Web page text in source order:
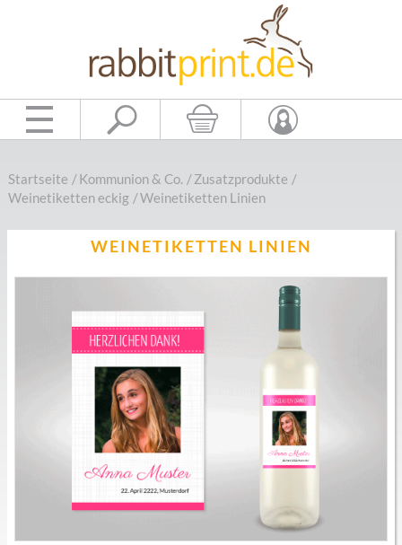
Startseite /Kommunion & Co. /Zusatzprodukte /
Weinetiketten eckig /Weinetiketten Linien
WEINETIKETTEN LINIEN